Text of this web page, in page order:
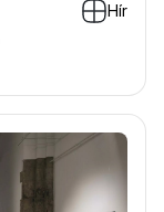
Hír